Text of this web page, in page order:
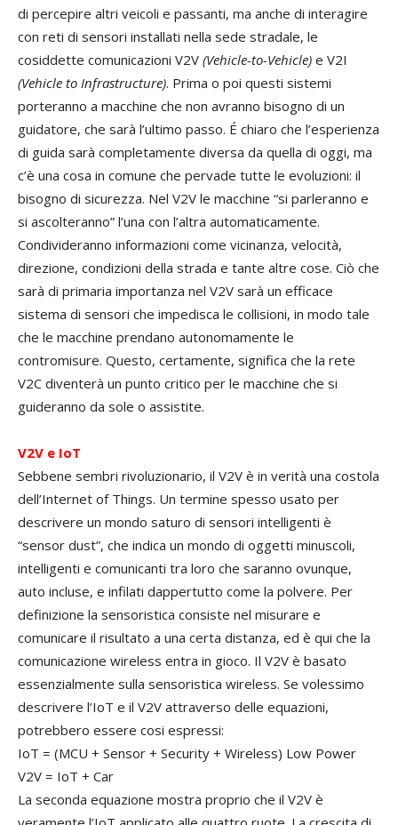
di percepire altri veicoli e passanti, ma anche di interagire
con reti di sensori installati nella sede stradale, le
cosiddette comunicazioni V2V (Vehicle-to-Vehicle) e V2I
(Vehicle to Infrastructure). Prima o poi questi sistemi
porteranno a macchine che non avranno bisogno di un
guidatore, che sarà l’ultimo passo. É chiaro che l’esperienza
di guida sarà completamente diversa da quella di oggi, ma
c’è una cosa in comune che pervade tutte le evoluzioni: il
bisogno di sicurezza. Nel V2V le macchine “si parleranno e
si ascolteranno” l’una con l’altra automaticamente.
Condivideranno informazioni come vicinanza, velocità,
direzione, condizioni della strada e tante altre cose. Ciò che
sarà di primaria importanza nel V2V sarà un efficace
sistema di sensori che impedisca le collisioni, in modo tale
che le macchine prendano autonomamente le
contromisure. Questo, certamente, significa che la rete
V2C diventerà un punto critico per le macchine che si
guideranno da sole o assistite.
V2V e IoT
Sebbene sembri rivoluzionario, il V2V è in verità una costola
dell’Internet of Things. Un termine spesso usato per
descrivere un mondo saturo di sensori intelligenti è
“sensor dust”, che indica un mondo di oggetti minuscoli,
intelligenti e comunicanti tra loro che saranno ovunque,
auto incluse, e infilati dappertutto come la polvere. Per
definizione la sensoristica consiste nel misurare e
comunicare il risultato a una certa distanza, ed è qui che la
comunicazione wireless entra in gioco. Il V2V è basato
essenzialmente sulla sensoristica wireless. Se volessimo
descrivere l’IoT e il V2V attraverso delle equazioni,
potrebbero essere cosi espressi:
IoT = (MCU + Sensor + Security + Wireless) Low Power
V2V = IoT + Car
La seconda equazione mostra proprio che il V2V è